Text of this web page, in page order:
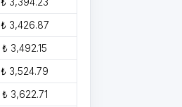
₺ 3,426.87
₺ 3,492.15
₺ 3,524.79
₺ 3,622.71